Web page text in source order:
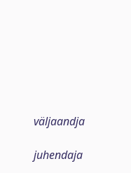
väljaandja
juhendaja